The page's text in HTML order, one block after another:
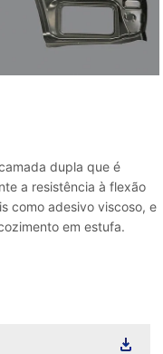
dupla que é
a resistência à flexão
como adesivo viscoso, e
em estufa.